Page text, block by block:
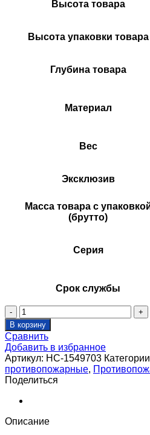
Высота товара
Высота упаковки товара
Глубина товара
Материал
Вес
Эксклюзив
Масса товара с
(брутто)
Серия
Срок службы
Количество
товара
Клапан
противопожарный
SHUFT
SHFDO-
90-
O-
450_400-
0-
В корзину
Сравнить
Добавить в избранное
Артикул: НС-1549703
противопожарные,
Поделиться
Описание